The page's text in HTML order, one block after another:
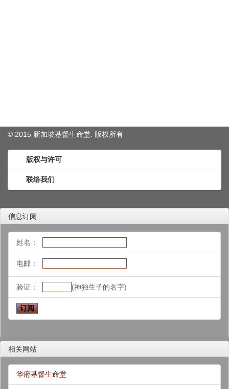
© 2015 新加坡基督生命堂. 版权所有
版权与许可
联络我们
信息订阅
姓名：
电邮：
验证： (神独生子的名字)
相关网站
华府基督生命堂